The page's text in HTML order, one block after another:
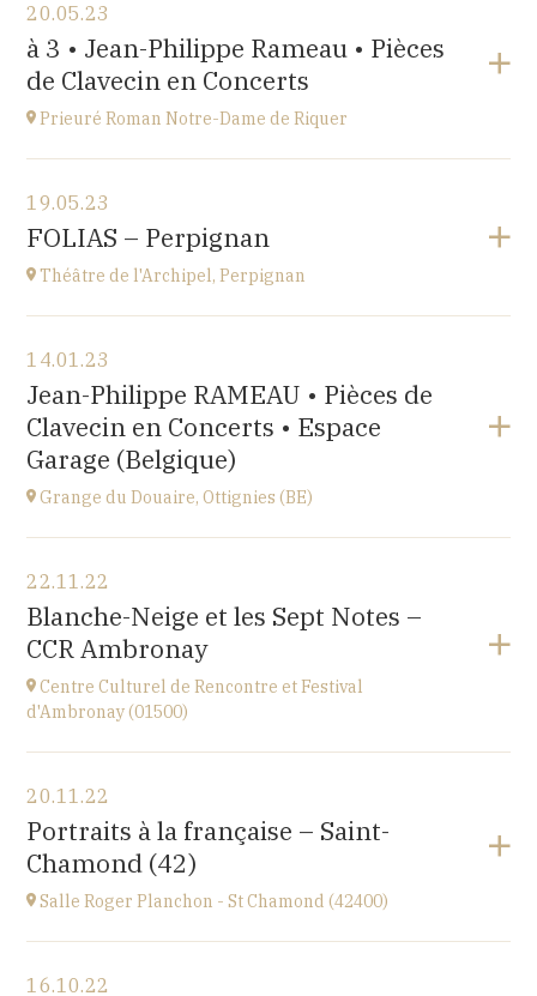
Sospel (06380)
à 20H30
Accéder au site
20.05.23
à 3 • Jean-Philippe Rameau • Pièces
de Clavecin en Concerts
Prieuré Roman Notre-Dame de Riquer
Mas Riquer, Catllar (66500)
à 18H00
19.05.23
FOLIAS – Perpignan
Théâtre de l'Archipel, Perpignan
Théâtre de l'Archipel, Perpignan
Le Carré, avenue du Maréchal Leclerc, 66000
Perpignan
à20H30
14.01.23
Jean-Philippe RAMEAU • Pièces de
Clavecin en Concerts • Espace
Garage (Belgique)
Grange du Douaire, Ottignies (BE)
Grange du Douaire, Ottignies (BE)
Espace du Coeur de Ville 2, 1340 Ottignies,
BELGIQUE
Accéder au site
22.11.22
Blanche-Neige et les Sept Notes –
CCR Ambronay
Centre Culturel de Rencontre et Festival
d'Ambronay (01500)
Place de l'Abbaye
à10H
20.11.22
Portraits à la française – Saint-
Chamond (42)
Salle Roger Planchon - St Chamond (42400)
16.10.22